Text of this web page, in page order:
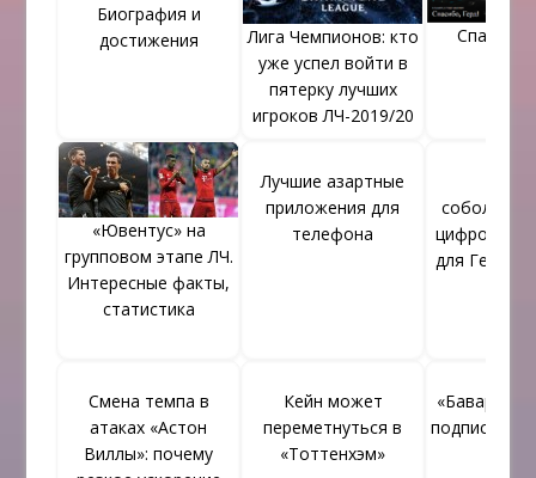
Биография и
достижения
Лига Чемпионов: кто
уже успел войти в
пятерку лучших
игроков ЛЧ-2019/20
Спасибо,
«Ювентус» на
групповом этапе ЛЧ.
Интересные факты,
статистика
Лучшие азартные
приложения для
телефона
цифровом
для Герда
Смена темпа в
атаках «Астон
Виллы»: почему
Кейн может
переметнуться в
«Тоттенхэм»
«Бавария»